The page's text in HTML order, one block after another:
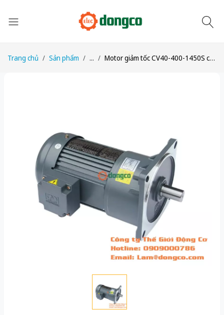
Trang chủ Sản phẩm ... Motor giảm tốc CV40-400-1450S công suất 1/2HP (400W) 0,4kW tỉ số truyền 1/1450